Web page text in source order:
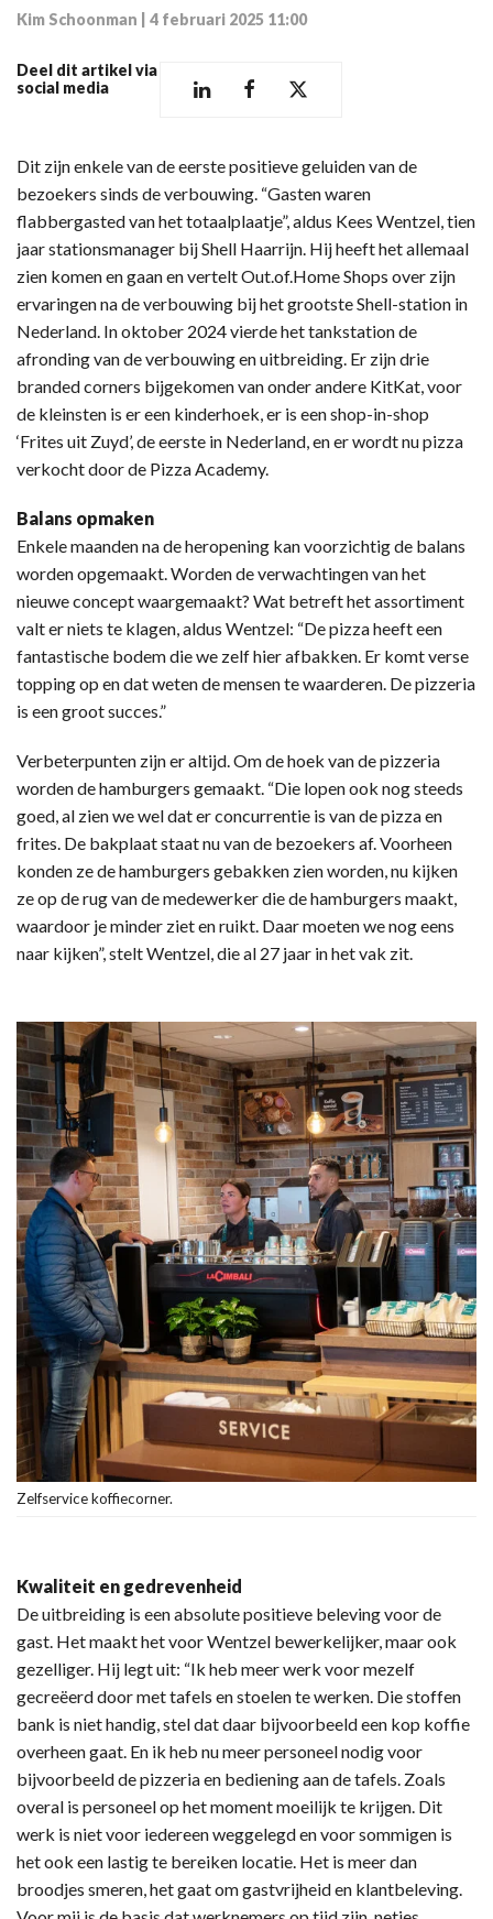
Kim Schoonman 4 februari 2025 11:00
Deel dit artikel via
social media
Dit zijn enkele van de eerste positieve geluiden van de
bezoekers sinds de verbouwing. “Gasten waren
flabbergasted van het totaalplaatje”, aldus Kees Wentzel, tien
jaar stationsmanager bij Shell Haarrijn. Hij heeft het allemaal
zien komen en gaan en vertelt Out.of.Home Shops over zijn
ervaringen na de verbouwing bij het grootste Shell-station in
Nederland. In oktober 2024 vierde het tankstation de
afronding van de verbouwing en uitbreiding. Er zijn drie
branded corners bijgekomen van onder andere KitKat, voor
de kleinsten is er een kinderhoek, er is een shop-in-shop
‘Frites uit Zuyd’, de eerste in Nederland, en er wordt nu pizza
verkocht door de Pizza Academy.
Balans opmaken
Enkele maanden na de heropening kan voorzichtig de balans
worden opgemaakt. Worden de verwachtingen van het
nieuwe concept waargemaakt? Wat betreft het assortiment
valt er niets te klagen, aldus Wentzel: “De pizza heeft een
fantastische bodem die we zelf hier afbakken. Er komt verse
topping op en dat weten de mensen te waarderen. De pizzeria
is een groot succes.”
Verbeterpunten zijn er altijd. Om de hoek van de pizzeria
worden de hamburgers gemaakt. “Die lopen ook nog steeds
goed, al zien we wel dat er concurrentie is van de pizza en
frites. De bakplaat staat nu van de bezoekers af. Voorheen
konden ze de hamburgers gebakken zien worden, nu kijken
ze op de rug van de medewerker die de hamburgers maakt,
waardoor je minder ziet en ruikt. Daar moeten we nog eens
naar kijken”, stelt Wentzel, die al 27 jaar in het vak zit.
Zelfservice koffiecorner.
Kwaliteit en gedrevenheid
De uitbreiding is een absolute positieve beleving voor de
gast. Het maakt het voor Wentzel bewerkelijker, maar ook
gezelliger. Hij legt uit: “Ik heb meer werk voor mezelf
gecreëerd door met tafels en stoelen te werken. Die stoffen
bank is niet handig, stel dat daar bijvoorbeeld een kop koffie
overheen gaat. En ik heb nu meer personeel nodig voor
bijvoorbeeld de pizzeria en bediening aan de tafels. Zoals
overal is personeel op het moment moeilijk te krijgen. Dit
werk is niet voor iedereen weggelegd en voor sommigen is
het ook een lastig te bereiken locatie. Het is meer dan
broodjes smeren, het gaat om gastvrijheid en klantbeleving.